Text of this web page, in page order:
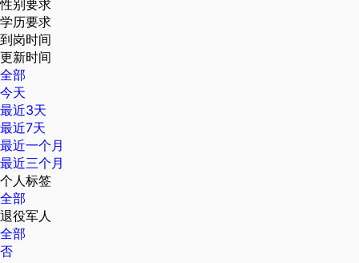
性别要求
学历要求
到岗时间
更新时间
全部
今天
最近3天
最近7天
最近一个月
最近三个月
个人标签
全部
退役军人
全部
否